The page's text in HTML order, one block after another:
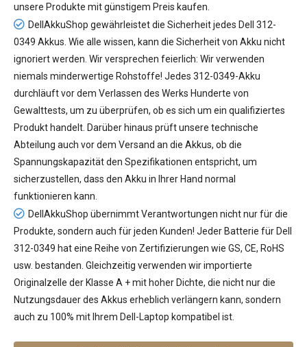
unsere Produkte mit günstigem Preis kaufen.
DellAkkuShop gewährleistet die Sicherheit jedes Dell 312-
0349 Akkus . Wie alle wissen, kann die Sicherheit von Akku nicht
ignoriert werden. Wir versprechen feierlich: Wir verwenden
niemals minderwertige Rohstoffe! Jedes 312-0349-Akku
durchläuft vor dem Verlassen des Werks Hunderte von
Gewalttests, um zu überprüfen, ob es sich um ein qualifiziertes
Produkt handelt. Darüber hinaus prüft unsere technische
Abteilung auch vor dem Versand an die Akkus, ob die
Spannungskapazität den Spezifikationen entspricht, um
sicherzustellen, dass den Akku in Ihrer Hand normal
funktionieren kann.
DellAkkuShop übernimmt Verantwortungen nicht nur für die
Produkte, sondern auch für jeden Kunden! Jeder Batterie für Dell
312-0349 hat eine Reihe von Zertifizierungen wie GS, CE, RoHS
usw. bestanden. Gleichzeitig verwenden wir importierte
Originalzelle der Klasse A + mit hoher Dichte, die nicht nur die
Nutzungsdauer des Akkus erheblich verlängern kann, sondern
auch zu 100% mit Ihrem Dell-Laptop kompatibel ist.